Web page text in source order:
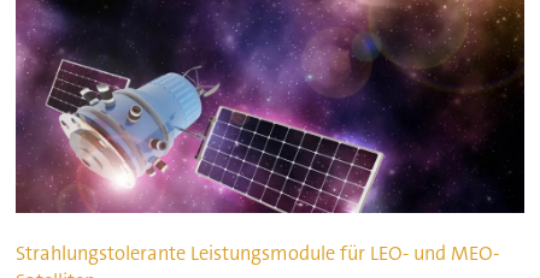
Strahlungstolerante Leistungsmodule für LEO- und MEO-